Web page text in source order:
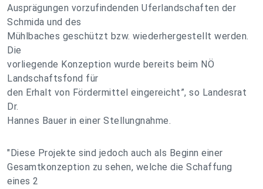
Ausprägungen vorzufindenden Uferlandschaften der
Schmida und des
Mühlbaches geschützt bzw. wiederhergestellt werden.
Die
vorliegende Konzeption wurde bereits beim NÖ
Landschaftsfond für
den Erhalt von Fördermittel eingereicht”, so Landesrat
Dr.
Hannes Bauer in einer Stellungnahme.
"Diese Projekte sind jedoch auch als Beginn einer
Gesamtkonzeption zu sehen, welche die Schaffung
eines 2